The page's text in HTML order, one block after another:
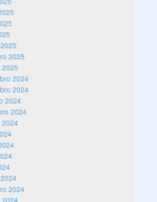
2025
2024
2024
2024
2024
2024
2024